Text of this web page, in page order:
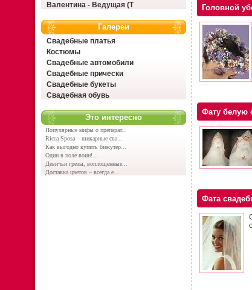
Валентина - Ведущая (Т
Галереи
Свадебные платья
Костюмы
Свадебные автомобили
Свадебные прически
Свадебные букеты
Свадебная обувь
Это интересно
Популярные мифы о препарат...
Ricca Sposa – шикарные сва...
Как выгодно купить бижутер...
Один в поле воин!...
Девичьи грезы, воплощенные...
Доставка цветов – всегда е...
Головной
Фату белую
Фата